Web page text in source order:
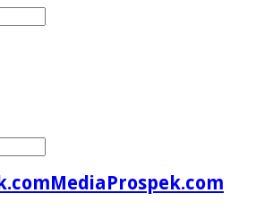
MediaProspek.com